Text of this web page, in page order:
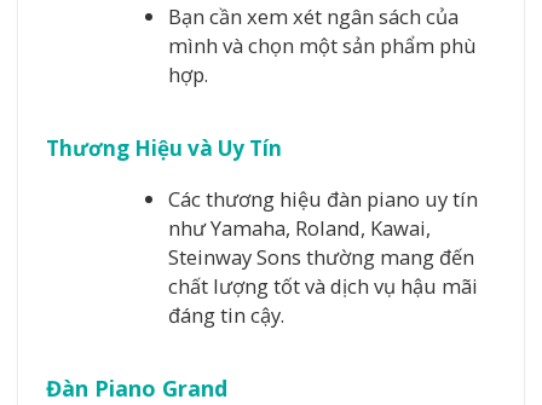
Bạn cần xem xét ngân sách của
mình và chọn một sản phẩm phù
hợp.
Thương Hiệu và Uy Tín
Các thương hiệu đàn piano uy tín
như Yamaha, Roland, Kawai,
Steinway Sons thường mang đến
chất lượng tốt và dịch vụ hậu mãi
đáng tin cậy.
Đàn Piano Grand